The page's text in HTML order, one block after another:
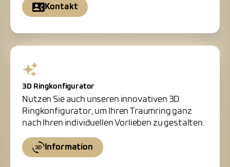
Kontakt
3D Ringkonfigurator
Nutzen Sie auch unseren innovativen 3D
Ringkonfigurator, um Ihren Traumring ganz
nach Ihren individuellen Vorlieben zu gestalten.
Information